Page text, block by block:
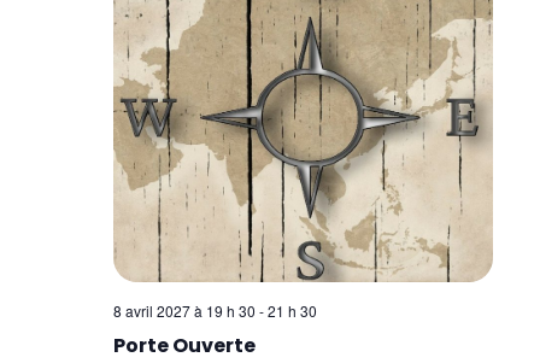
Porte Ouverte
8 avril 2027 à 19 h 30 -21 h 30